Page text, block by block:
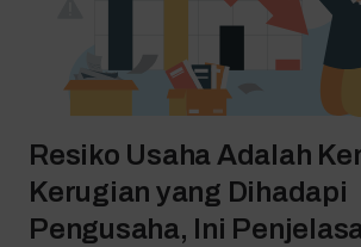
Resiko Usaha Adalah
Kerugian yang Dihadapi
Pengusaha, Ini